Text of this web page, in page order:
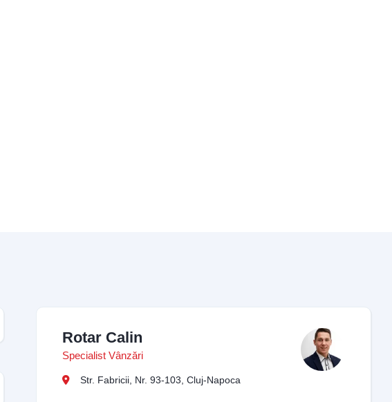
Rotar Calin
Specialist Vânzări
Str. Fabricii, Nr. 93-103, Cluj-Napoca